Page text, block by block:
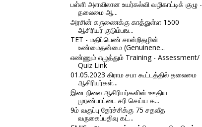
பள்ளி அளவிலான உயர்கல்வி வழிகாட்டிக் குழு -
தலைமை ஆ...
அரசின் கருணைக்கு காத்துள்ள 1500
ஆசிரியர் குடும்பங...
TET - மதிப்பெண் சான்றிதழின்
உண்மைதன்மை (Genuinene...
எண்ணும் எழுத்தும் Training - Assessment/
Quiz Link
01.05.2023 கிராம சபா கூட்டத்தில் தலைமை
ஆசிரியர்கள்...
இடைநிலை ஆசிரியர்களின் ஊதிய
முரண்பாட்டை சரி செய்ய க...
9ம் வகுப்பு தேர்ச்சிக்கு 75 சதவீத
வருகைப்பதிவு கட்...